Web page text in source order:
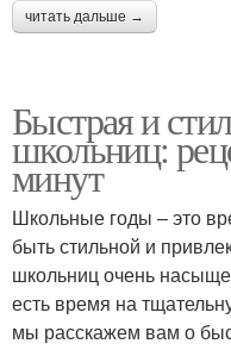
читать дальше →
Быстрая и
школьниц:
минут
Школьные годы – это
быть стильной и
школьниц очень
есть время на
мы расскажем вам о